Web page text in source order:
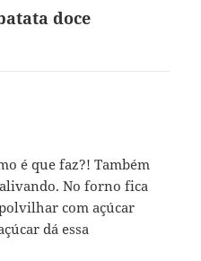
doce
é que faz?! Também
No forno fica
com açúcar
dá essa